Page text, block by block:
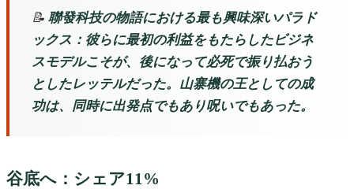
📝 聯發科技の物語における最も興味深いパラド
ックス：彼らに最初の利益をもたらしたビジネ
スモデルこそが、後になって必死で振り払おう
としたレッテルだった。山寨機の王としての成
功は、同時に出発点でもあり呪いでもあった。
谷底へ：シェア11%